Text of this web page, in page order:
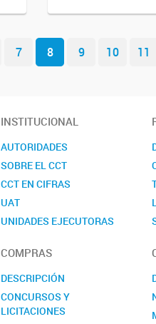
7 8 9 10 11
INSTITUCIONAL
AUTORIDADES
SOBRE EL CCT
CCT EN CIFRAS
UAT
UNIDADES EJECUTORAS
REALP
COMPRAS
DESCRIPCIÓN
CONCURSOS Y
LICITACIONES